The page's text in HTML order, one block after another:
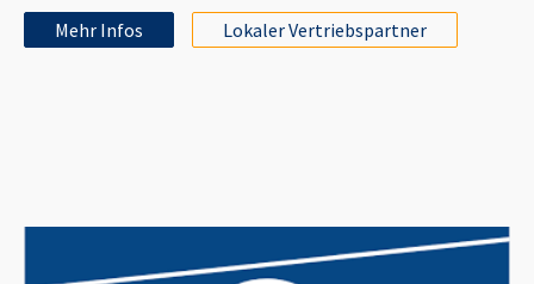
Mehr Infos Lokaler Vertriebspartner